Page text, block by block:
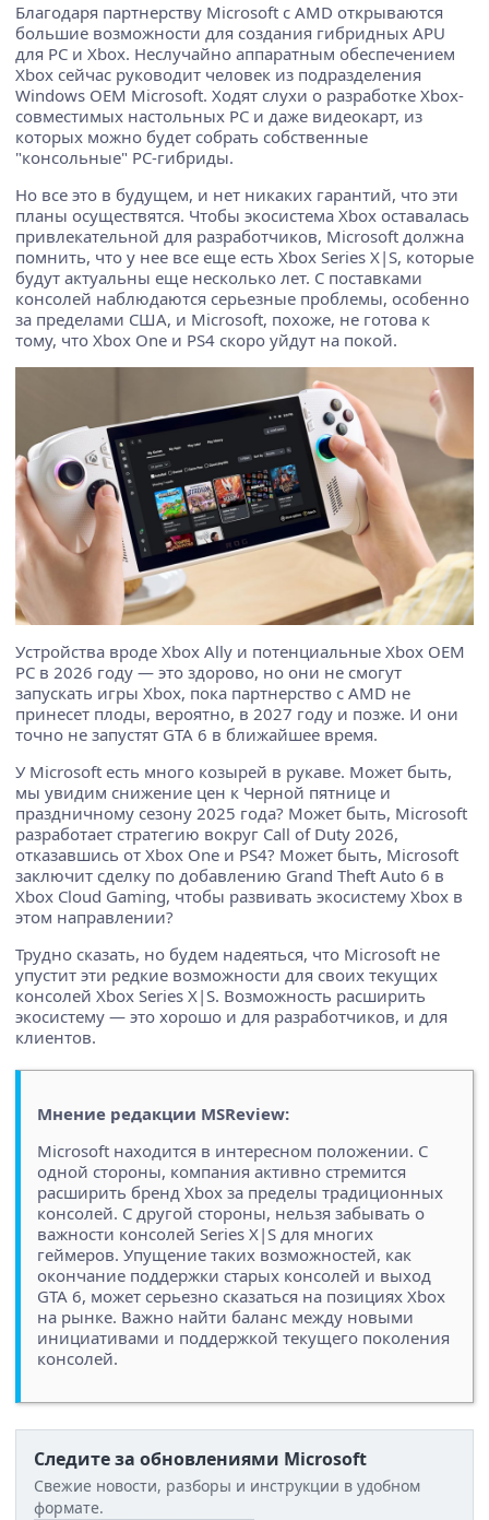
Благодаря партнерству Microsoft с AMD открываются
большие возможности для создания гибридных APU
для PC и Xbox. Неслучайно аппаратным обеспечением
Xbox сейчас руководит человек из подразделения
Windows OEM Microsoft. Ходят слухи о разработке Xbox-
совместимых настольных PC и даже видеокарт, из
которых можно будет собрать собственные
"консольные" PC-гибриды.
Но все это в будущем, и нет никаких гарантий, что эти
планы осуществятся. Чтобы экосистема Xbox оставалась
привлекательной для разработчиков, Microsoft должна
помнить, что у нее все еще есть Xbox Series X|S, которые
будут актуальны еще несколько лет. С поставками
консолей наблюдаются серьезные проблемы, особенно
за пределами США, и Microsoft, похоже, не готова к
тому, что Xbox One и PS4 скоро уйдут на покой.
Устройства вроде Xbox Ally и потенциальные Xbox OEM
PC в 2026 году — это здорово, но они не смогут
запускать игры Xbox, пока партнерство с AMD не
принесет плоды, вероятно, в 2027 году и позже. И они
точно не запустят GTA 6 в ближайшее время.
У Microsoft есть много козырей в рукаве. Может быть,
мы увидим снижение цен к Черной пятнице и
праздничному сезону 2025 года? Может быть, Microsoft
разработает стратегию вокруг Call of Duty 2026,
отказавшись от Xbox One и PS4? Может быть, Microsoft
заключит сделку по добавлению Grand Theft Auto 6 в
Xbox Cloud Gaming, чтобы развивать экосистему Xbox в
этом направлении?
Трудно сказать, но будем надеяться, что Microsoft не
упустит эти редкие возможности для своих текущих
консолей Xbox Series X|S. Возможность расширить
экосистему — это хорошо и для разработчиков, и для
клиентов.
Мнение редакции MSReview:
Microsoft находится в интересном положении. С
одной стороны, компания активно стремится
расширить бренд Xbox за пределы традиционных
консолей. С другой стороны, нельзя забывать о
важности консолей Series X|S для многих
геймеров. Упущение таких возможностей, как
окончание поддержки старых консолей и выход
GTA 6, может серьезно сказаться на позициях Xbox
на рынке. Важно найти баланс между новыми
инициативами и поддержкой текущего поколения
консолей.
Следите за обновлениями Microsoft
Свежие новости, разборы и инструкции в удобном
формате.